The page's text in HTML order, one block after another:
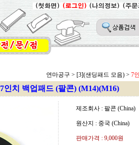
연마공구 > [3](샌딩패드 모음) > 7
7인치 백업패드 (팔콘) (M14)(M16)
제조회사 : 팔콘 (China)
원산지 : 중국 (China)
판매가격 : 9,000원